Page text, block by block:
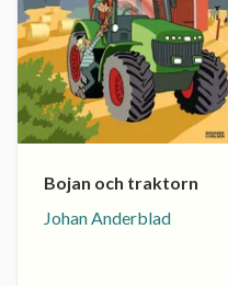
Bojan och traktorn
Johan Anderblad